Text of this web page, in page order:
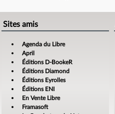
Sites amis
Agenda du Libre
April
Éditions D-BookeR
Éditions Diamond
Éditions Eyrolles
Éditions ENI
En Vente Libre
Framasoft